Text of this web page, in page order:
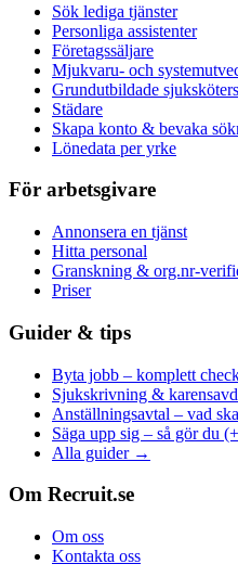
Sök lediga tjänster
Personliga assistenter
Företagssäljare
Mjukvaru- och
Grundutbildade
Städare
Skapa konto & bevaka
Lönedata per yrke
För arbetsgivare
Annonsera en tjänst
Hitta personal
Granskning & org.nr-
Priser
Guider & tips
Byta jobb – komplett
Sjukskrivning &
Anställningsavtal – vad
Säga upp sig – så gör du
Alla guider →
Om Recruit.se
Om oss
Kontakta oss